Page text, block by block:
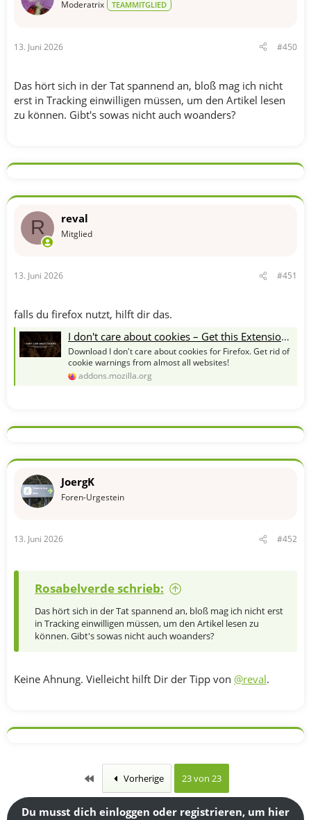
o
:
Moderatrix TEAMMITGLIED
13. Juni 2026 #450
Das hört sich in der Tat spannend an, bloß mag ich nicht
erst in Tracking einwilligen müssen, um den Artikel lesen
zu können. Gibt's sowas nicht auch woanders?
R reval
Mitglied
13. Juni 2026 #451
falls du firefox nutzt, hilft dir das.
I don't care about cookies – Get this Extension for 🦊 Firefox (en-US)
Download I don't care about cookies for Firefox. Get rid of
cookie warnings from almost all websites!
addons.mozilla.org
JoergK
Foren-Urgestein
13. Juni 2026 #452
Rosabelverde schrieb:
Das hört sich in der Tat spannend an, bloß mag ich nicht erst
in Tracking einwilligen müssen, um den Artikel lesen zu
können. Gibt's sowas nicht auch woanders?
Keine Ahnung. Vielleicht hilft Dir der Tipp von @reval.
Erste Vorherige 23 von 23
Du musst dich einloggen oder registrieren, um hier